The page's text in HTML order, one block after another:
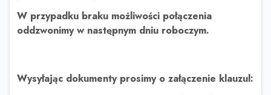
W przypadku braku możliwości połączenia
oddzwonimy w następnym dniu roboczym.
Wysyłając dokumenty prosimy o załączenie klauzul: